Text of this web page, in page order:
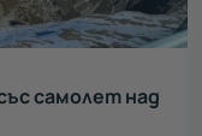
самолет над